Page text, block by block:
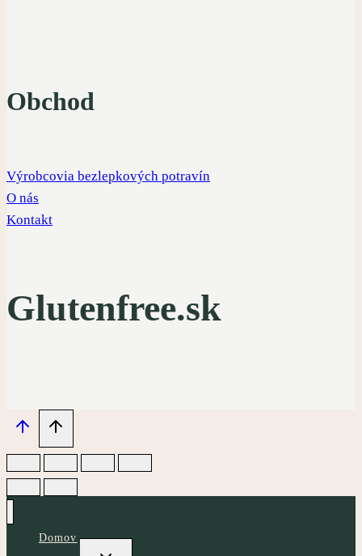
Obchod
Výrobcovia bezlepkových potravín
O nás
Kontakt
Glutenfree.sk
Domov
Toggle